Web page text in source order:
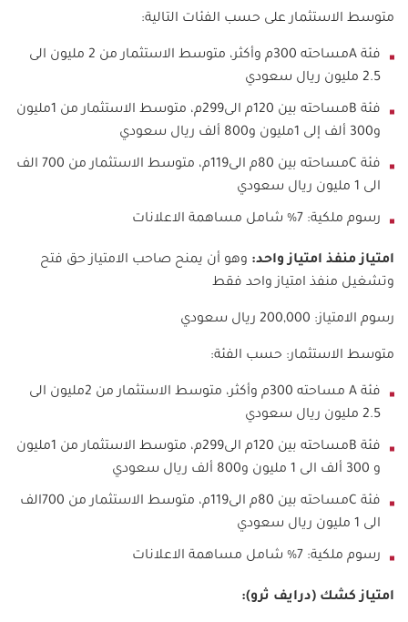
متوسط الاستثمار على حسب الفئات التالية:
فئة A
مساحته 300م وأكثر، متوسط الاستثمار من 2 مليون الى
2.5 مليون ريال سعودي
فئة B
مساحته بين 120م الى299م، متوسط الاستثمار من 1مليون
و300 ألف إلى 1مليون و800 ألف ريال سعودي
فئة C
مساحته بين 80م الى119م، متوسط الاستثمار من 700 الف
الى 1 مليون ريال سعودي
رسوم ملكية: 7% شامل مساهمة الاعلانات
امتياز منفذ امتياز واحد: وهو أن يمنح صاحب الامتياز حق فتح
وتشغيل منفذ امتياز واحد فقط
رسوم الامتياز: 200,000 ريال سعودي
متوسط الاستثمار: حسب الفئة:
فئة A
مساحته 300م وأكثر، متوسط الاستثمار من 2مليون الى
2.5 مليون ريال سعودي
فئة B
مساحته بين 120م الى299م، متوسط الاستثمار من 1مليون
و 300 ألف الى 1 مليون و800 ألف ريال سعودي
فئة C
مساحته بين 80م الى119م، متوسط الاستثمار من 700الف
الى 1 مليون ريال سعودي
رسوم ملكية: 7% شامل مساهمة الاعلانات
امتياز كشك (درايف ثرو):